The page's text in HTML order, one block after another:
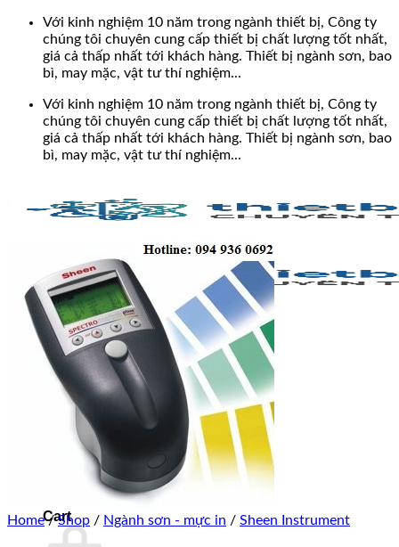
Với kinh nghiệm 10 năm trong ngành thiết bị, Công ty
chúng tôi chuyên cung cấp thiết bị chất lượng tốt nhất,
giá cả thấp nhất tới khách hàng. Thiết bị ngành sơn, bao
bì, may mặc, vật tư thí nghiệm...
Với kinh nghiệm 10 năm trong ngành thiết bị, Công ty
chúng tôi chuyên cung cấp thiết bị chất lượng tốt nhất,
giá cả thấp nhất tới khách hàng. Thiết bị ngành sơn, bao
bì, may mặc, vật tư thí nghiệm...
Search
for:
Trang chủ
Giới thiệu
Sản phẩm
Tin tức
Liên hệ
Cart
Home / Shop / Ngành sơn - mực in / Sheen Instrument